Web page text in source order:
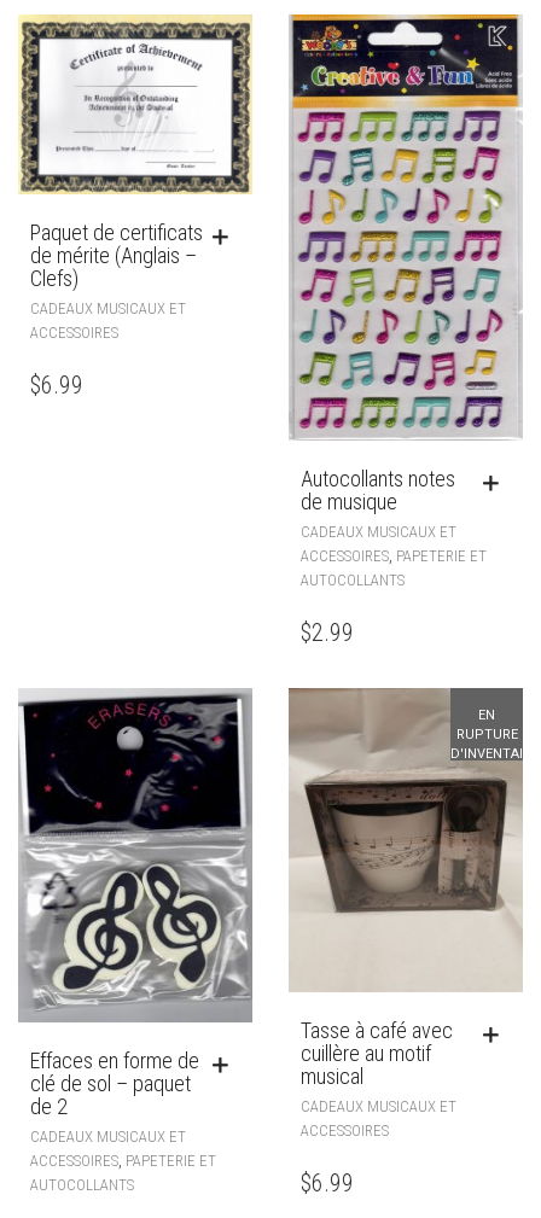
Paquet de certificats
de mérite (Anglais –
Clefs)
CADEAUX MUSICAUX ET
ACCESSOIRES
$6.99
Autocollants notes
de musique
CADEAUX MUSICAUX ET
ACCESSOIRES PAPETERIE ET
AUTOCOLLANTS
$2.99
Effaces en forme de
clé de sol – paquet
de 2
CADEAUX MUSICAUX ET
ACCESSOIRES, PAPETERIE ET
AUTOCOLLANTS
EN
RUPTURE
D'INVENTAIRE
Tasse à café avec
cuillère au motif
musical
CADEAUX MUSICAUX ET
ACCESSOIRES
$6.99